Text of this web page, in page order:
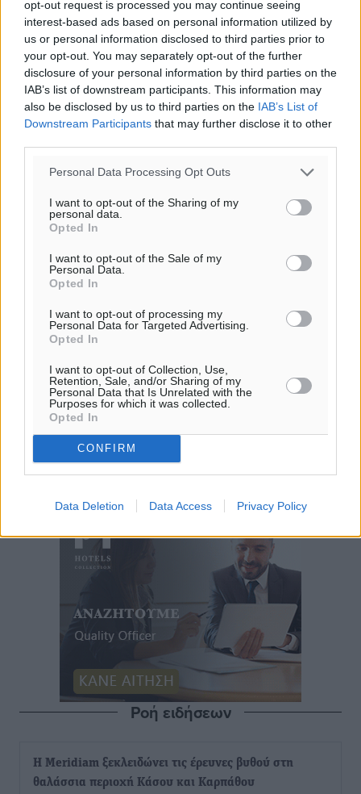
opt-out request is processed you may continue seeing
interest-based ads based on personal information utilized by
us or personal information disclosed to third parties prior to
your opt-out. You may separately opt-out of the further
disclosure of your personal information by third parties on the
IAB’s list of downstream participants. This information may
also be disclosed by us to third parties on the IAB’s List of
Downstream Participants that may further disclose it to other
Personal Data Processing Opt Outs
I want to opt-out of the Sharing of my
personal data.
Opted In
I want to opt-out of the Sale of my
Personal Data.
Opted In
I want to opt-out of processing my
Personal Data for Targeted Advertising.
Opted In
I want to opt-out of Collection, Use,
Retention, Sale, and/or Sharing of my
Personal Data that Is Unrelated with the
Purposes for which it was collected.
Opted In
CONFIRM
Data Deletion Data Access Privacy Policy
ΚΥ
29°
ΔΕ
29°
ΤΡ
Ροή ειδήσεων
Η Meridiam ξεκλειδώνει τις έρευνες βυθού στη
θαλάσσια περιοχή Κάσου και Καρπάθου